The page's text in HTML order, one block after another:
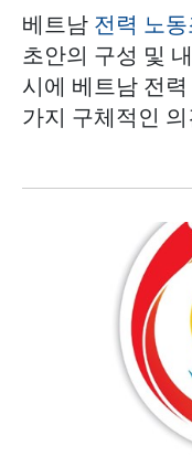
베트남 전력 노
초안의 구성 및
시에 베트남 전
가지 구체적인